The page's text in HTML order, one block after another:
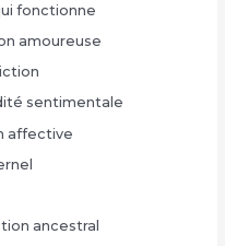
fonctionne
amoureuse
sentimentale
affective
ancestral